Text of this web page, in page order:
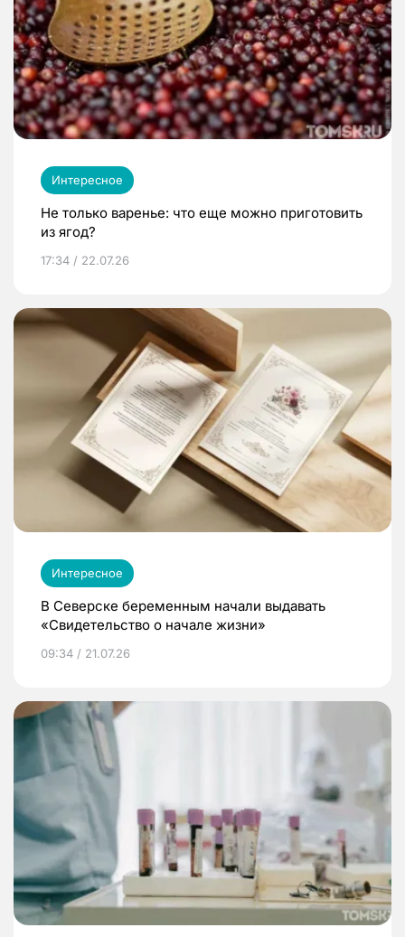
Интересное
Не только варенье: что еще можно приготовить
из ягод?
17:34 / 22.07.26
Интересное
В Северске беременным начали выдавать
«Свидетельство о начале жизни»
09:34 / 21.07.26